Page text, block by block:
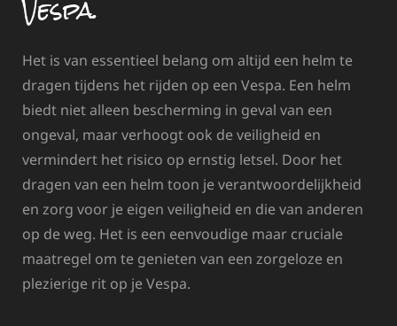
Vespa.
Het is van essentieel belang om altijd een helm te
dragen tijdens het rijden op een Vespa. Een helm
biedt niet alleen bescherming in geval van een
ongeval, maar verhoogt ook de veiligheid en
vermindert het risico op ernstig letsel. Door het
dragen van een helm toon je verantwoordelijkheid
en zorg voor je eigen veiligheid en die van anderen
op de weg. Het is een eenvoudige maar cruciale
maatregel om te genieten van een zorgeloze en
plezierige rit op je Vespa.